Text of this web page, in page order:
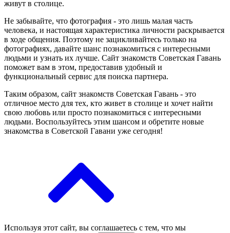
живут в столице.
Не забывайте, что фотография - это лишь малая часть
человека, и настоящая характеристика личности раскрывается
в ходе общения. Поэтому не зацикливайтесь только на
фотографиях, давайте шанс познакомиться с интересными
людьми и узнать их лучше. Сайт знакомств Советская Гавань
поможет вам в этом, предоставив удобный и
функциональный сервис для поиска партнера.
Таким образом, сайт знакомств Советская Гавань - это
отличное место для тех, кто живет в столице и хочет найти
свою любовь или просто познакомиться с интересными
людьми. Воспользуйтесь этим шансом и обретите новые
знакомства в Советской Гавани уже сегодня!
Используя этот сайт, вы соглашаетесь с тем, что мы